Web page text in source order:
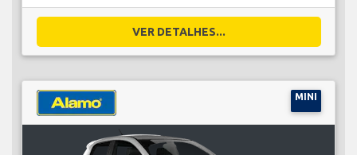
VER DETALHES...
MINI